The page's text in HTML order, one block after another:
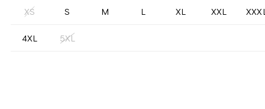
XS S M L XL XXL
4XL 5XL